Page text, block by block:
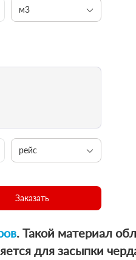
м3
рейс
Заказать
. Такой материал
для засыпки